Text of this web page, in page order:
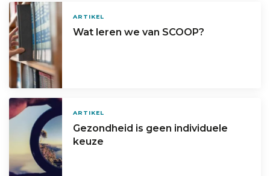
ARTIKEL
Wat leren we van SCOOP?
ARTIKEL
Gezondheid is geen individuele
keuze